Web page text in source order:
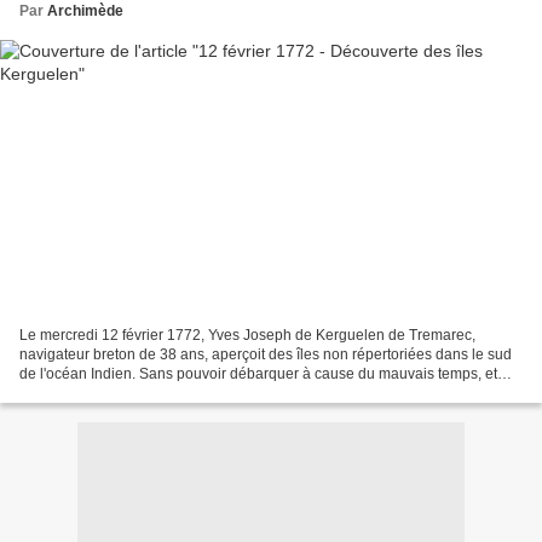
Par Archimède
Le mercredi 12 février 1772, Yves Joseph de Kerguelen de Tremarec,
navigateur breton de 38 ans, aperçoit des îles non répertoriées dans le sud
de l'océan Indien. Sans pouvoir débarquer à cause du mauvais temps, et